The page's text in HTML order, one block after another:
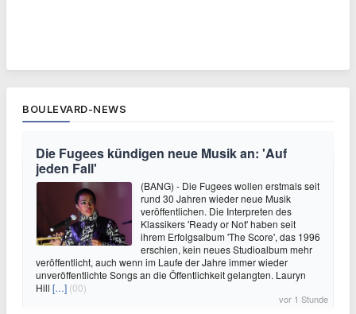
BOULEVARD-NEWS
Die Fugees kündigen neue Musik an: 'Auf
jeden Fall'
(BANG) - Die Fugees wollen erstmals seit
rund 30 Jahren wieder neue Musik
veröffentlichen. Die Interpreten des
Klassikers 'Ready or Not' haben seit
ihrem Erfolgsalbum 'The Score', das 1996
erschien, kein neues Studioalbum mehr
veröffentlicht, auch wenn im Laufe der Jahre immer wieder
unveröffentlichte Songs an die Öffentlichkeit gelangten. Lauryn
Hill […] (00)
vor 1 Stunde